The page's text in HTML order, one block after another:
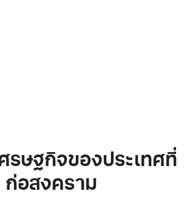
ศรษฐกิจของประเทศที่
ก่อสงคราม